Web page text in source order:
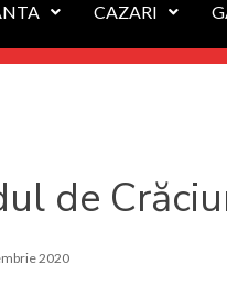
CAZARI
de
2020